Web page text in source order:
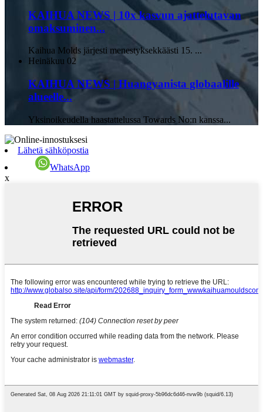
KAIHUA NEWS | 10x kasvun ajattelutavan
omaksuminen...
Kaihua Molds järjesti menestyksekkäästi 15. ...
Heinäkuu 02
KAIHUA NEWS | Huangyanista globaalille
alueelle...
Yksinoikeudella haastattelussa Towards No:n kanssa...
Lähetä sähköpostia
WhatsApp
x